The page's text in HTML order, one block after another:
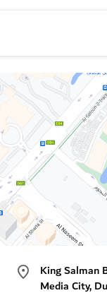
King Salman
Media City,